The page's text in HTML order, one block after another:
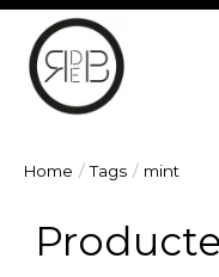
Home / Tags / mint